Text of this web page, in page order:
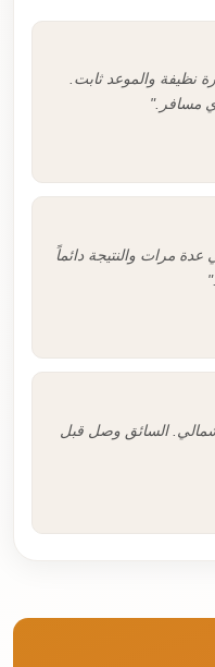
والموعد ثابت.
مسافر."
مرات والنتيجة دائماً
السائق وصل قبل